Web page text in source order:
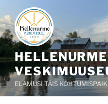
sisu
juurde
HELLENURME
ELAMUSI TÄIS